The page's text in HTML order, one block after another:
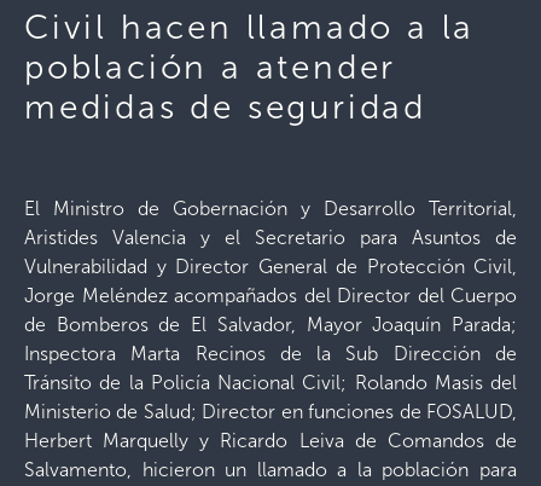
Civil hacen llamado a la
población a atender
medidas de seguridad
El Ministro de Gobernación y Desarrollo Territorial,
Aristides Valencia y el Secretario para Asuntos de
Vulnerabilidad y Director General de Protección Civil,
Jorge Meléndez acompañados del Director del Cuerpo
de Bomberos de El Salvador, Mayor Joaquín Parada;
Inspectora Marta Recinos de la Sub Dirección de
Tránsito de la Policía Nacional Civil; Rolando Masis del
Ministerio de Salud; Director en funciones de FOSALUD,
Herbert Marquelly y Ricardo Leiva de Comandos de
Salvamento, hicieron un llamado a la población para